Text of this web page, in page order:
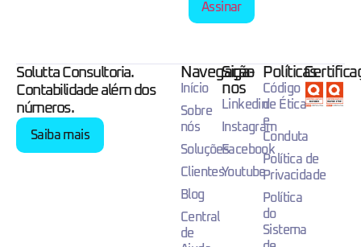
Assinar
Solutta Consultoria.
Contabilidade além dos
números.
Saiba mais
Navegação
Início
Sobre
nós
Soluções
Clientes
Blog
Central
de
Siga-
nos
Linkedin
Instagram
Facebook
Youtube
Políticas
Código
de Ética
e
Conduta
Política de
Privacidade
Política
do
Sistema